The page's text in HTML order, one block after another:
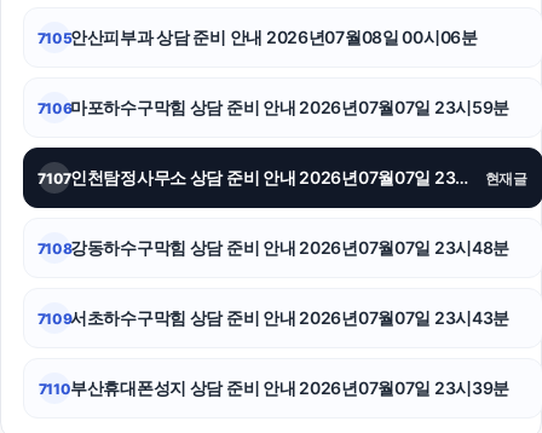
7105안산피부과 상담 준비 안내 2026년07월08일 00시06분
7106마포하수구막힘 상담 준비 안내 2026년07월07일 23시59분
7107 인천탐정사무소 상담 준비 안내 2026년07월07일 23시54분 현재글
7108강동하수구막힘 상담 준비 안내 2026년07월07일 23시48분
7109서초하수구막힘 상담 준비 안내 2026년07월07일 23시43분
7110부산휴대폰성지 상담 준비 안내 2026년07월07일 23시39분